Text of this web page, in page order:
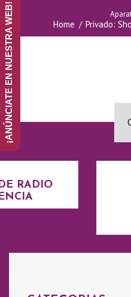
Home Privado:
Q
I
E
RADIO
¡ANÚNCIATE EN NUESTRA WEB!